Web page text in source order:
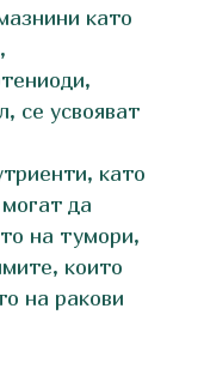
като
се усвояват
като
да
на тумори,
които
на ракови